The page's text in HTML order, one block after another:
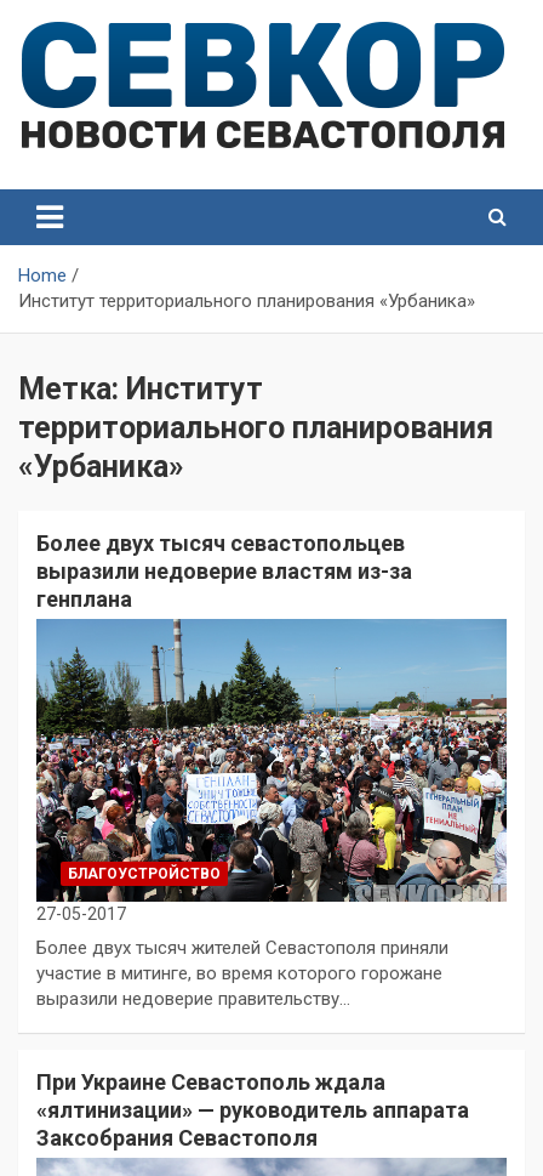
content
Севастополя
Севастополя
Home
Институт территориального планирования «Урбаника»
Метка: Институт
территориального планирования
«Урбаника»
Более двух тысяч севастопольцев
выразили недоверие властям из-за
генплана
БЛАГОУСТРОЙСТВО
27-05-2017
Более двух тысяч жителей Севастополя приняли
участие в митинге, во время которого горожане
выразили недоверие правительству…
При Украине Севастополь ждала
«ялтинизации» — руководитель аппарата
Заксобрания Севастополя